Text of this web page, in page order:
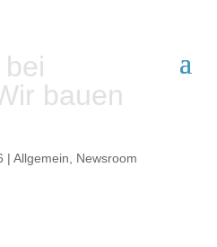
bauen
| Allgemein Newsroom